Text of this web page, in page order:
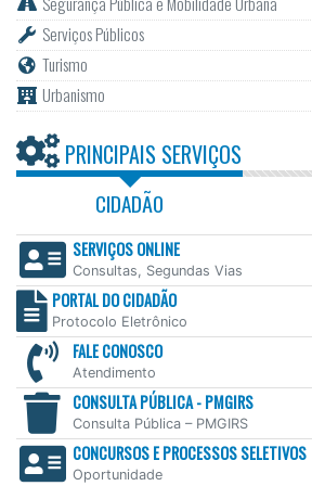
Serviços Públicos
Turismo
Urbanismo
PRINCIPAIS SERVIÇOS
CIDADÃO
SERVIÇOS ONLINE
Consultas, Segundas Vias
PORTAL DO CIDADÃO
Protocolo Eletrônico
FALE CONOSCO
Atendimento
CONSULTA PÚBLICA - PMGIRS
Consulta Pública – PMGIRS
CONCURSOS E PROCESSOS SELETIVOS
Oportunidade